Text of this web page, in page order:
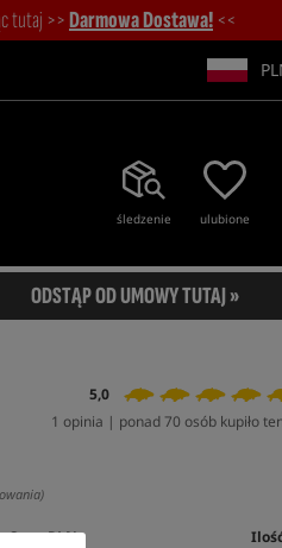
tutaj >>Darmowa Dostawa! <<
śledzenie ulubione
ODSTĄP OD UMOWY TUTAJ »
5,0
1 opinia | ponad 70 osób kupiło
Cena PLN